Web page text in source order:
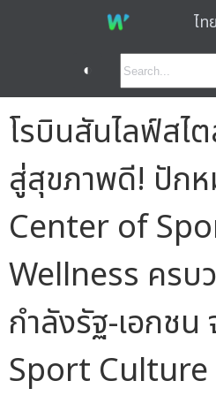
ไทย
◐
โรบินสันไลฟ์สไ
สู่สุขภาพดี! ปักห
Center of
Wellness ครบ
กำลังรัฐ-เอกชน
Sport Culture